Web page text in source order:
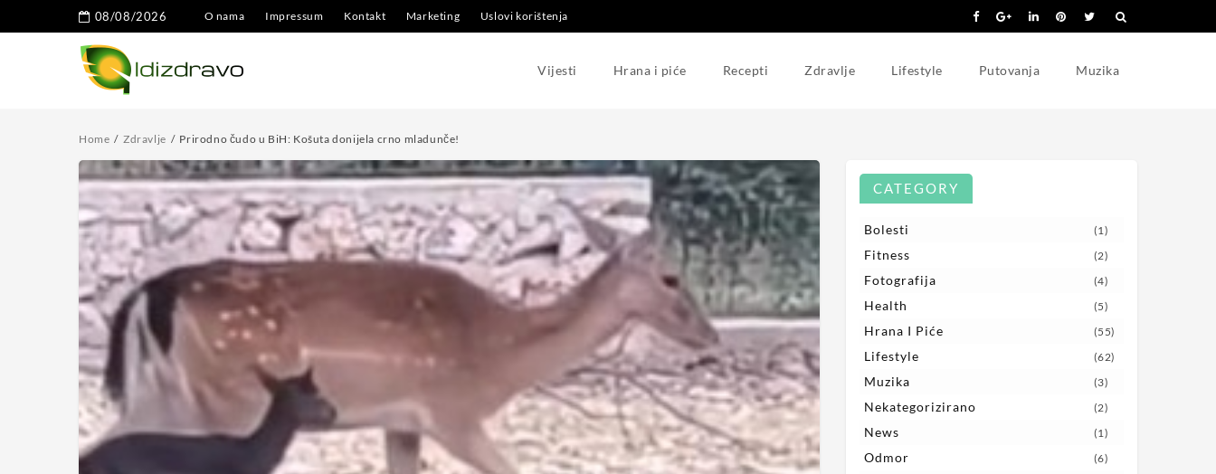
08/08/2026 O nama Impressum Kontakt Marketing Uslovi korištenja
Vijesti Hrana i piće Recepti Zdravlje Lifestyle Putovanja Muzika
Home Zdravlje Prirodno čudo u BiH: Košuta donijela crno mladunče!
CATEGORY
Bolesti (1)
Fitness (2)
Fotografija (4)
Health (5)
Hrana I Piće (55)
Lifestyle (62)
Muzika (3)
Nekategorizirano (2)
News (1)
Odmor (6)